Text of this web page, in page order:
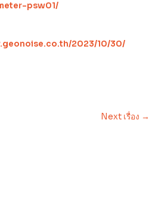
psw01/
2023/10/30/
Next เรื่อง →